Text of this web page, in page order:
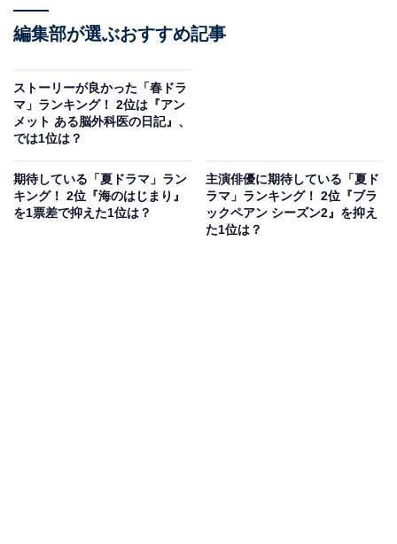
編集部が選ぶおすすめ記事
ストーリーが良かった「春ドラ
マ」ランキング！ 2位は『アン
メット ある脳外科医の日記』、
では1位は？
期待している「夏ドラマ」ラン
キング！ 2位『海のはじまり』
を1票差で抑えた1位は？
主演俳優に期待している「夏ド
ラマ」ランキング！ 2位『ブラ
ックペアン シーズン2』を抑え
た1位は？